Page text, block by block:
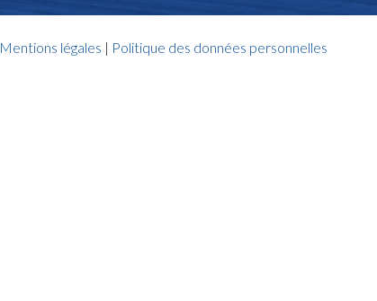
Mentions légales | Politique des données personnelles